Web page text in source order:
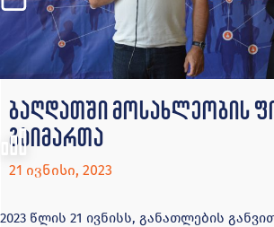
ბაღდათში მოსახლეობის
გაიმართა
21 ივნისი, 2023
2023 წლის 21 ივნისს, განათლების